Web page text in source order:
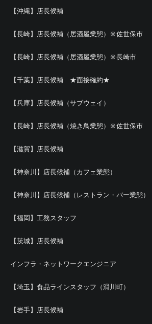
【沖縄】店長候補
【長崎】店長候補（居酒屋業態）※佐世保市
【長崎】店長候補（居酒屋業態）※長崎市
【千葉】店長候補 ★面接確約★
【兵庫】店長候補（サブウェイ）
【長崎】店長候補（焼き鳥業態）※佐世保市
【滋賀】店長候補
【神奈川】店長候補（カフェ業態）
【神奈川】店長候補（レストラン・バー業態）
【福岡】工務スタッフ
【茨城】店長候補
インフラ・ネットワークエンジニア
【埼玉】食品ラインスタッフ（滑川町）
【岩手】店長候補